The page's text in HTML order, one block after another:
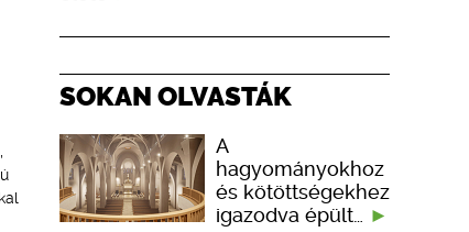
SOKAN OLVASTÁK
A
hagyományokhoz
és kötöttségekhez
igazodva épült…